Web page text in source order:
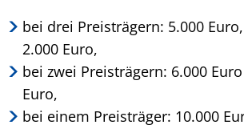
bei drei Preisträgern: 5.000
2.000 Euro,
bei zwei Preisträgern: 6.000
Euro,
bei einem Preisträger: 10.000